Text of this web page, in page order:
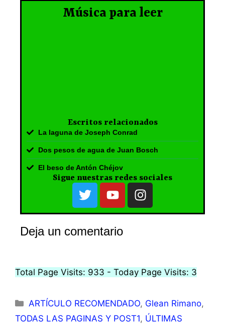
Música para leer
Escritos relacionados
La laguna de Joseph Conrad
Dos pesos de agua de Juan Bosch
El beso de Antón Chéjov
Sigue nuestras redes sociales
Deja un comentario
Total Page Visits: 933 - Today Page Visits: 3
ARTÍCULO RECOMENDADO, Glean Rimano,
TODAS LAS PAGINAS Y POST1, ÚLTIMAS